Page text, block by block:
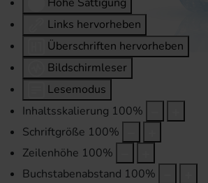
Links hervorheben
Überschriften hervorheben
Bildschirmleser
Lesemodus
Inhaltsskalierung 100%
Schriftgröße 100%
Zeilenhöhe 100%
Buchstabenabstand 100%